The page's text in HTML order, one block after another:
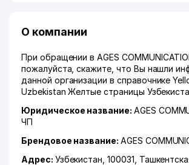
О компании
При обращении в AGES
пожалуйста, скажите, что Вы нашли
данной организации в справочнике
Uzbekistan Желтые страницы
Юридическое название: AGES
ЧП
Брендовое название: AGES
Адрес: Узбекистан, 100031,